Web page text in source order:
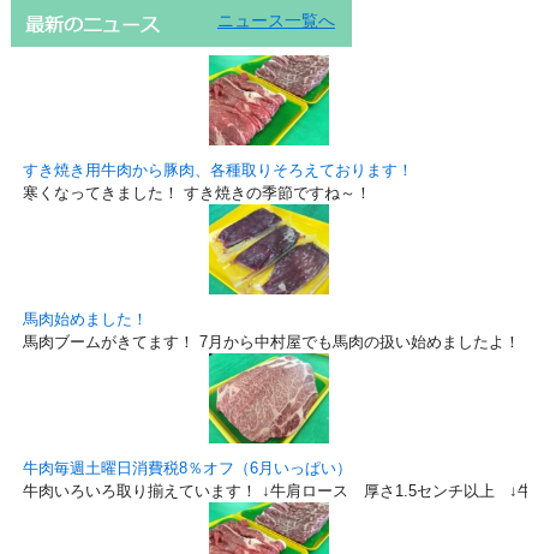
ニュース一覧へ
すき焼き用牛肉から豚肉、各種取りそろえております！
寒くなってきました！ すき焼きの季節ですね～！
馬肉始めました！
馬肉ブームがきてます！ 7月から中村屋でも馬肉の扱い始めましたよ！
牛肉毎週土曜日消費税8％オフ（6月いっぱい）
牛肉いろいろ取り揃えています！ ↓牛肩ロース 厚さ1.5センチ以上 ↓牛